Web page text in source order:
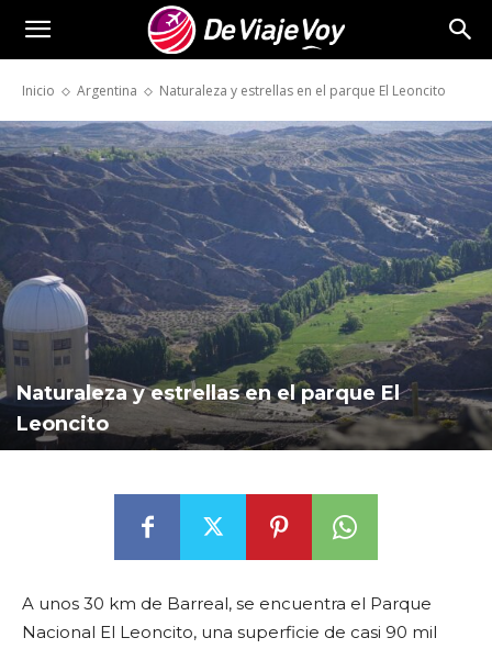
Viaje
Voy
Inicio Argentina Naturaleza y estrellas en el parque El Leoncito
Naturaleza y estrellas en el parque El
Leoncito
A unos 30 km de Barreal, se encuentra el Parque
Nacional El Leoncito, una superficie de casi 90 mil